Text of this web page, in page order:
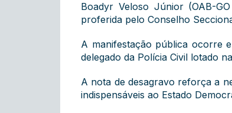
Boadyr Veloso Júnior (OAB-
proferida pelo Conselho
A manifestação pública ocorre
delegado da Polícia Civil lotado
A nota de desagravo reforça a
indispensáveis ao Estado